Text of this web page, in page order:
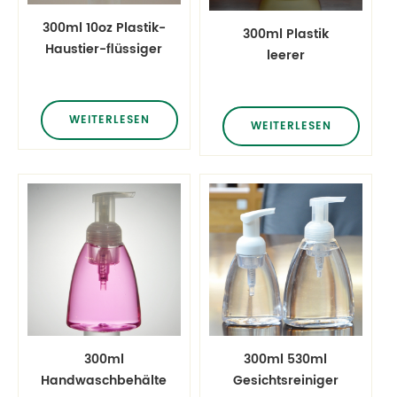
300ml 10oz Plastik-
Haustier-flüssiger
Flasche
WEITERLESEN
300ml Plastik
leerer
HDPE Flasche
WEITERLESEN
300ml
Handwaschbehälter
300ml 530ml
Gesichtsreiniger